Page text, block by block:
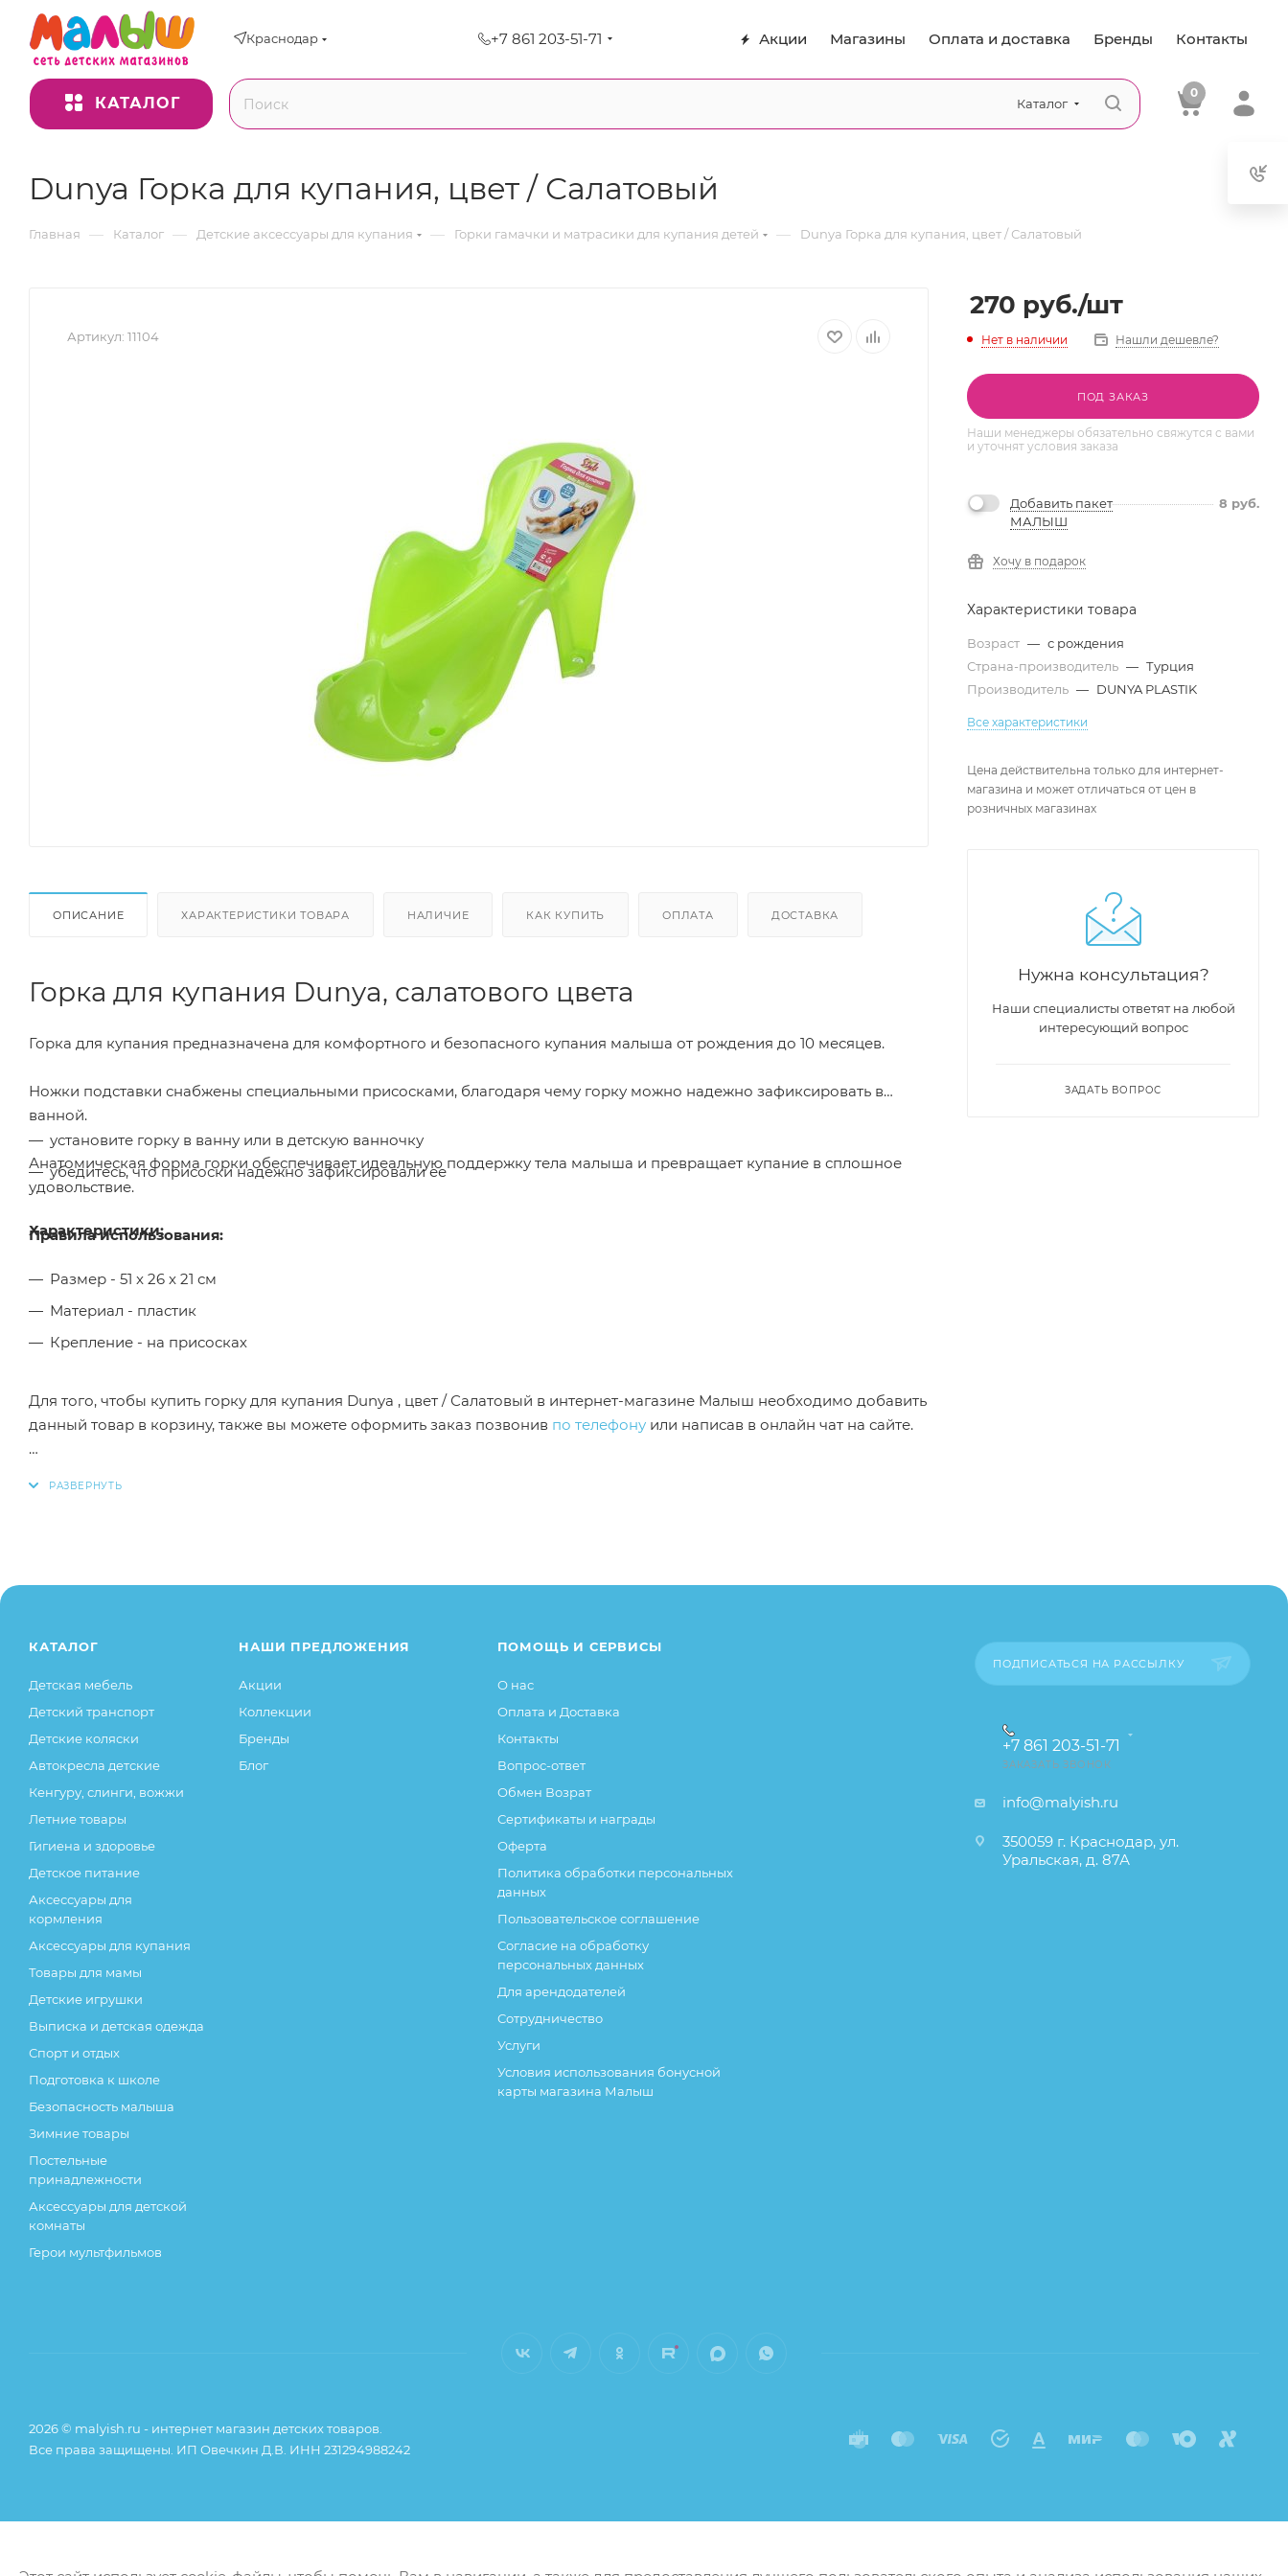
Краснодар +7 861 203-51-71 Акции Магазины Оплата и доставка Бренды Контакты
КАТАЛОГ Каталог
0
Dunya Горка для купания, цвет / Салатовый
Главная — Каталог — Детские аксессуары для купания — Горки гамачки и матрасики для купания детей — Dunya Горка для купания, цвет / Салатовый
Артикул: 11104
ОПИСАНИЕ ХАРАКТЕРИСТИКИ ТОВАРА НАЛИЧИЕ КАК КУПИТЬ ОПЛАТА ДОСТАВКА
Горка для купания Dunya, салатового цвета
Горка для купания предназначена для комфортного и безопасного купания малыша от рождения до 10 месяцев.
Ножки подставки снабжены специальными присосками, благодаря чему горку можно надежно зафиксировать в
ванной.
Анатомическая форма горки обеспечивает идеальную поддержку тела малыша и превращает купание в сплошное
удовольствие.
Правила использования:
установите горку в ванну или в детскую ванночку
убедитесь, что присоски надежно зафиксировали ее
Характеристики:
Размер - 51 x 26 x 21 см
Материал - пластик
Крепление - на присосках
Для того, чтобы купить горку для купания Dunya , цвет / Салатовый в интернет-магазине Малыш необходимо добавить
данный товар в корзину, также вы можете оформить заказ позвонив по телефону или написав в онлайн чат на сайте.
270 руб./шт
Нет в наличии Нашли дешевле?
ПОД ЗАКАЗ
Наши менеджеры обязательно свяжутся с вами
и уточнят условия заказа
Добавить пакет
МАЛЫШ
8 руб.
Хочу в подарок
Характеристики товара
Возраст — с рождения
Страна-производитель — Турция
Производитель — DUNYA PLASTIK
Все характеристики
Цена действительна только для интернет-
магазина и может отличаться от цен в
розничных магазинах
Нужна консультация?
Наши специалисты ответят на любой
интересующий вопрос
ЗАДАТЬ ВОПРОС
КАТАЛОГ
Детская мебель
Детский транспорт
Детские коляски
Автокресла детские
Кенгуру, слинги, вожжи
Летние товары
Гигиена и здоровье
Детское питание
Аксессуары для
кормления
Аксессуары для купания
Товары для мамы
Детские игрушки
Выписка и детская одежда
Спорт и отдых
Подготовка к школе
Безопасность малыша
Зимние товары
Постельные
принадлежности
Аксессуары для детской
комнаты
Герои мультфильмов
НАШИ ПРЕДЛОЖЕНИЯ
Акции
Коллекции
Бренды
Блог
ПОМОЩЬ И СЕРВИСЫ
О нас
Оплата и Доставка
Контакты
Вопрос-ответ
Обмен Возрат
Сертификаты и награды
Оферта
Политика обработки персональных
данных
Пользовательское соглашение
Согласие на обработку
персональных данных
Для арендодателей
Сотрудничество
Услуги
Условия использования бонусной
карты магазина Малыш
ПОДПИСАТЬСЯ НА РАССЫЛКУ
+7 861 203-51-71
ЗАКАЗАТЬ ЗВОНОК
info@malyish.ru
350059 г. Краснодар, ул.
Уральская, д. 87А
2026 © malyish.ru - интернет магазин детских товаров.
Все права защищены. ИП Овечкин Д.В. ИНН 231294988242